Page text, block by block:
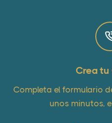
Crea tu
Completa el formulario
unos minutos,